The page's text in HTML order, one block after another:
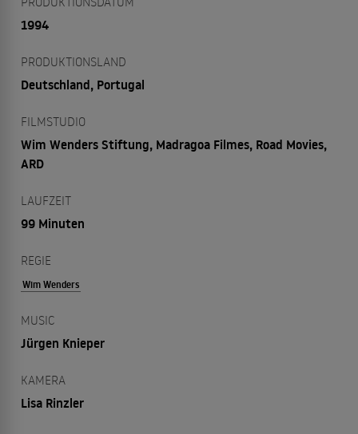
1994
PRODUKTIONSLAND
Deutschland, Portugal
FILMSTUDIO
Wim Wenders Stiftung, Madragoa Filmes, Road Movies,
ARD
LAUFZEIT
99 Minuten
REGIE
Wim Wenders
MUSIC
Jürgen Knieper
KAMERA
Lisa Rinzler